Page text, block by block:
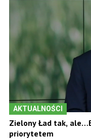
AKTUALNOŚCI
Zielony Ład tak,
priorytetem